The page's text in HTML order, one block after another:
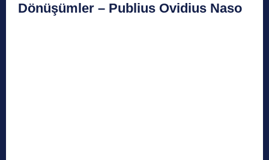
Dönüşümler – Publius Ovidius Naso